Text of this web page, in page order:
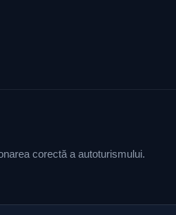
corectă a autoturismului.